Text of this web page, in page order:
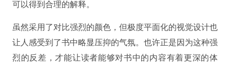
可以得到合理的解释。
虽然采用了对比强烈的颜色，但极度平面化的视觉设计也
让人感受到了书中略显压抑的气氛。也许正是因为这种强
烈的反差，才能让读者能够对书中的内容有着更深的体